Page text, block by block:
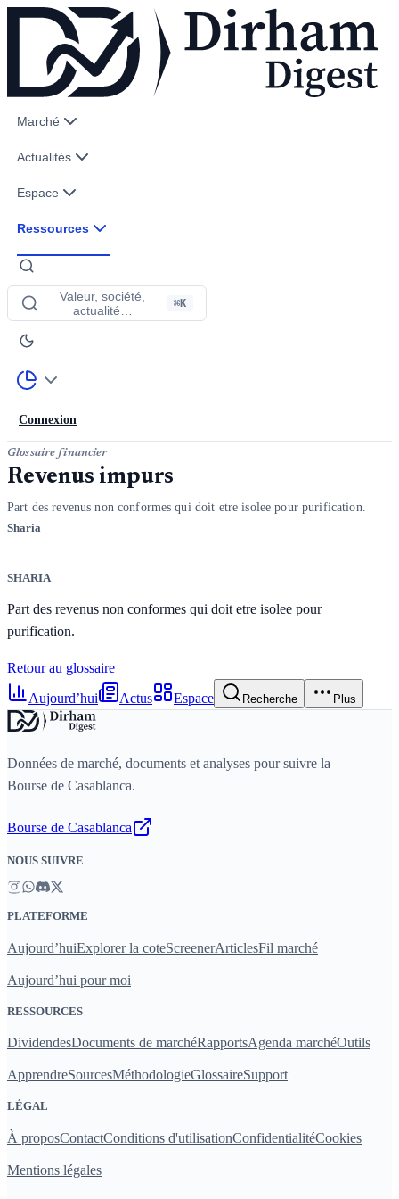
Marché
Actualités
Espace
Ressources
Valeur, société,
actualité…
⌘K
Connexion
Glossaire financier
Revenus impurs
Part des revenus non conformes qui doit etre isolee pour purification.
Sharia
SHARIA
Part des revenus non conformes qui doit etre isolee pour
purification.
Retour au glossaire
Aujourd’hui
Actus Espace Recherche Plus
Données de marché, documents et analyses pour suivre la
Bourse de Casablanca.
Bourse de Casablanca
NOUS SUIVRE
PLATEFORME
Aujourd’huiExplorer la coteScreenerArticlesFil marché
Aujourd’hui pour moi
RESSOURCES
DividendesDocuments de marchéRapportsAgenda marchéOutils
ApprendreSourcesMéthodologieGlossaireSupport
LÉGAL
À proposContactConditions d'utilisationConfidentialitéCookies
Mentions légales